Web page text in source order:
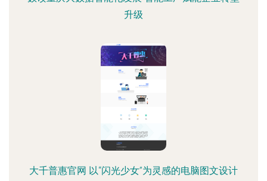
升级
大千普惠官网 以“闪光少女”为灵感的电脑图文设计